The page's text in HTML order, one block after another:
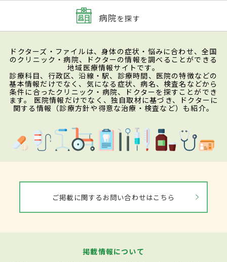
病院を探す
ドクターズ・ファイルは、身体の症状・悩みに合わせ、全国
のクリニック・病院、ドクターの情報を調べることができる
地域医療情報サイトです。
診療科目、行政区、沿線・駅、診療時間、医院の特徴などの
基本情報だけでなく、気になる症状、病名、検査名などから
条件に合ったクリニック・病院、ドクターを探すことができ
ます。 医院情報だけでなく、独自取材に基づき、ドクターに
関する情報（診療方針や得意な治療・検査など）も紹介。
ご掲載に関するお問い合わせはこちら
掲載情報について